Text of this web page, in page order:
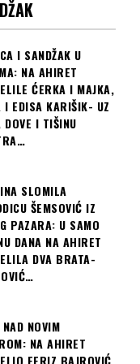
I SANDŽAK U
NA AHIRET
ĆERKA I MAJKA,
I EDISA KARIŠIK- UZ
DOVE I TIŠINU
SLOMILA
ŠEMSOVIĆ IZ
PAZARA: U SAMO
DANA NA AHIRET
DVA BRATA-
NOVIM
NA AHIRET